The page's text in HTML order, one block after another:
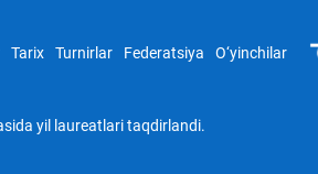
Tarix Turnirlar Federatsiya O‘yinchilar
yil laureatlari taqdirlandi.